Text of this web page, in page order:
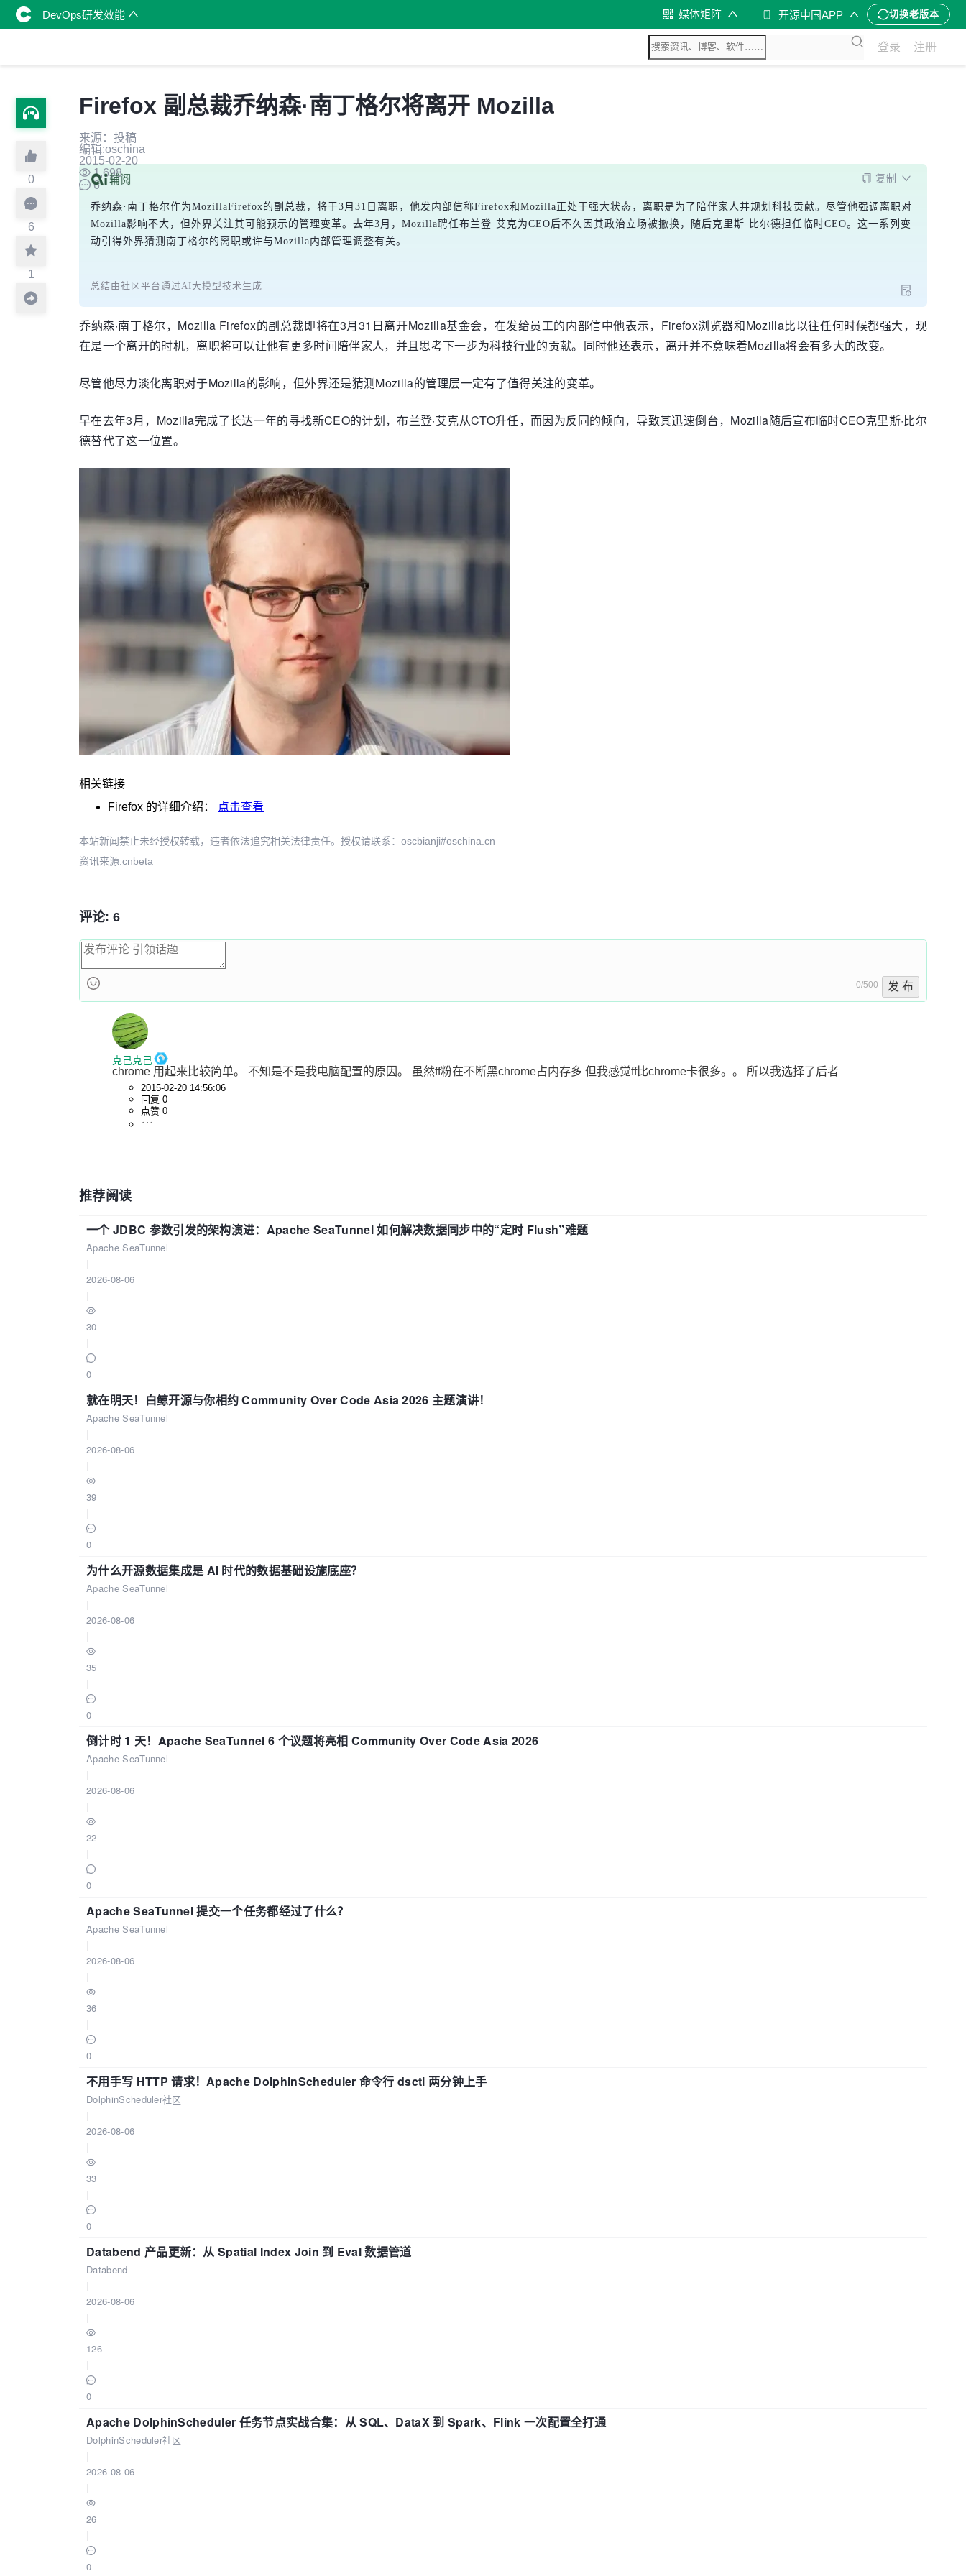
DevOps研发效能 媒体矩阵 开源中国APP 切换老版本
登录 注册
0
6
1
Firefox 副总裁乔纳森·南丁格尔将离开 Mozilla
来源：投稿
编辑:oschina
2015-02-20
1,698
6
复制
乔纳森·南丁格尔作为MozillaFirefox的副总裁，将于3月31日离职，他发内部信称Firefox和Mozilla正处于强大状态，离职是为了陪伴家人并规划科技贡献。尽管他强调离职对
Mozilla影响不大，但外界关注其可能预示的管理变革。去年3月，Mozilla聘任布兰登·艾克为CEO后不久因其政治立场被撤换，随后克里斯·比尔德担任临时CEO。这一系列变
动引得外界猜测南丁格尔的离职或许与Mozilla内部管理调整有关。
总结由社区平台通过AI大模型技术生成
乔纳森·南丁格尔，Mozilla Firefox的副总裁即将在3月31日离开Mozilla基金会，在发给员工的内部信中他表示，Firefox浏览器和Mozilla比以往任何时候都强大，现
在是一个离开的时机，离职将可以让他有更多时间陪伴家人，并且思考下一步为科技行业的贡献。同时他还表示，离开并不意味着Mozilla将会有多大的改变。
尽管他尽力淡化离职对于Mozilla的影响，但外界还是猜测Mozilla的管理层一定有了值得关注的变革。
早在去年3月，Mozilla完成了长达一年的寻找新CEO的计划，布兰登·艾克从CTO升任，而因为反同的倾向，导致其迅速倒台，Mozilla随后宣布临时CEO克里斯·比尔
德替代了这一位置。
相关链接
Firefox 的详细介绍： 点击查看
本站新闻禁止未经授权转载，违者依法追究相关法律责任。授权请联系：oscbianji#oschina.cn
资讯来源:cnbeta
评论: 6
0/500 发 布
克己克己
chrome 用起来比较简单。 不知是不是我电脑配置的原因。 虽然ff粉在不断黑chrome占内存多 但我感觉ff比chrome卡很多。。 所以我选择了后者
2015-02-20 14:56:06
回复 0
点赞 0
推荐阅读
一个 JDBC 参数引发的架构演进：Apache SeaTunnel 如何解决数据同步中的“定时 Flush”难题
Apache SeaTunnel
2026-08-06
30
0
就在明天！白鲸开源与你相约 Community Over Code Asia 2026 主题演讲！
Apache SeaTunnel
2026-08-06
39
0
为什么开源数据集成是 AI 时代的数据基础设施底座？
Apache SeaTunnel
2026-08-06
35
0
倒计时 1 天！Apache SeaTunnel 6 个议题将亮相 Community Over Code Asia 2026
Apache SeaTunnel
2026-08-06
22
0
Apache SeaTunnel 提交一个任务都经过了什么？
Apache SeaTunnel
2026-08-06
36
0
不用手写 HTTP 请求！Apache DolphinScheduler 命令行 dsctl 两分钟上手
DolphinScheduler社区
2026-08-06
33
0
Databend 产品更新：从 Spatial Index Join 到 Eval 数据管道
Databend
2026-08-06
126
0
Apache DolphinScheduler 任务节点实战合集：从 SQL、DataX 到 Spark、Flink 一次配置全打通
DolphinScheduler社区
2026-08-06
26
0